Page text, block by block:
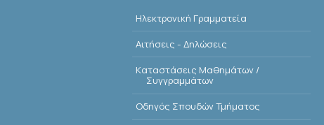
Ηλεκτρονική Γραμματεία
Αιτήσεις - Δηλώσεις
Kαταστάσεις Μαθημάτων /
Συγγραμμάτων
Οδηγός Σπουδών Τμήματος